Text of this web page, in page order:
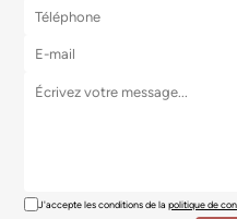
J'accepte les conditions de lapolitique de